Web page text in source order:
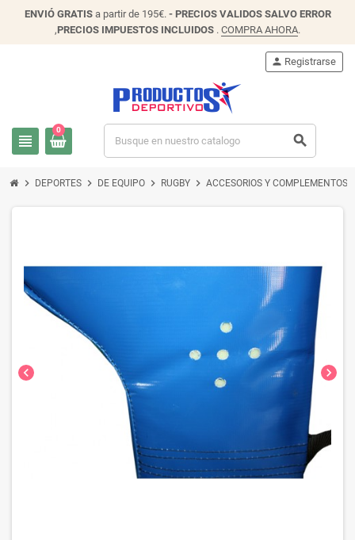
ENVIÓGRATISa partir de 195€. - PRECIOS VALIDOS SALVO ERROR
,PRECIOS IMPUESTOS INCLUIDOS . COMPRA AHORA.
view_headline
person Registrarse
0
search
chevron_right DEPORTES chevron_right DE EQUIPO chevron_right RUGBY chevron_right ACCESORIOS Y COMPLEMENTOS
chevron_left chevron_right